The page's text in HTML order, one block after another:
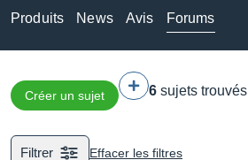
Produits
News Avis Forums
Créer un sujet 6 sujets trouvés
Filtrer Effacer les filtres